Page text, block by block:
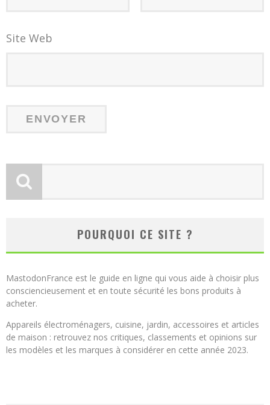
Site Web
POURQUOI CE SITE ?
MastodonFrance est le guide en ligne qui vous aide à choisir plus
consciencieusement et en toute sécurité les bons produits à
acheter.
Appareils électroménagers, cuisine, jardin, accessoires et articles
de maison : retrouvez nos critiques, classements et opinions sur
les modèles et les marques à considérer en cette année 2023.